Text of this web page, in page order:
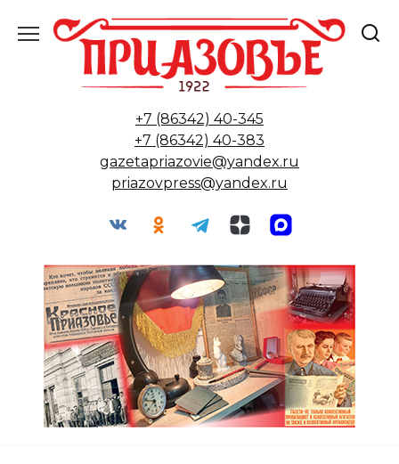
содержанию
+7 (86342) 40-345
+7 (86342) 40-383
gazetapriazovie@yandex.ru
priazovpress@yandex.ru